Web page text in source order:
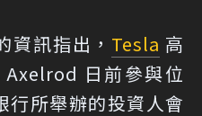
資訊指出， Tesla 高
日前參與位
行所舉辦的投資人會